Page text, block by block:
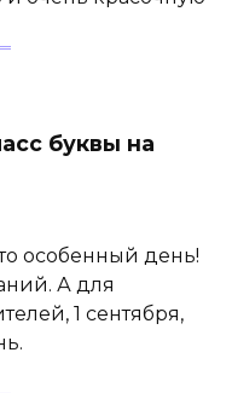
буквы на
особенный день!
А для
1 сентября,